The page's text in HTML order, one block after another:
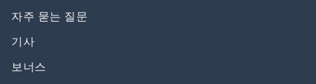
자주 묻는 질문
기사
보너스